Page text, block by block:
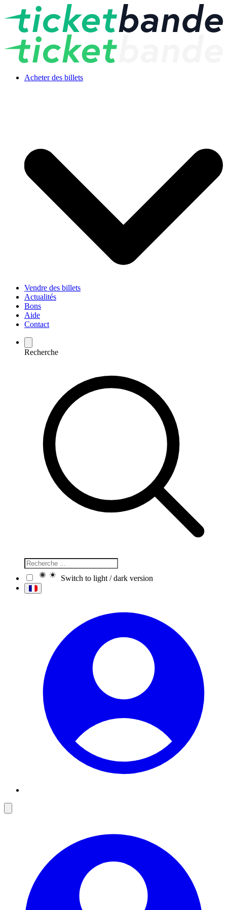
Acheter des billets
Vendre des billets
Actualités
Bons
Aide
Contact
Recherche
Switch to light / dark version